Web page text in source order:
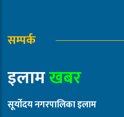
सम्पर्क
इलामखबर
सूर्योदय नगरपालिका इलाम